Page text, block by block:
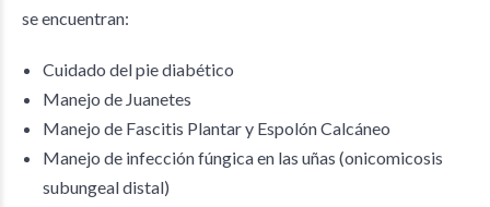
se encuentran:
Cuidado del pie diabético
Manejo de Juanetes
Manejo de Fascitis Plantar y Espolón Calcáneo
Manejo de infección fúngica en las uñas (onicomicosis
subungeal distal)